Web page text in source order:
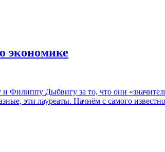
экономике
Филиппу Дыбвигу за то, что они
эти лауреаты. Начнём с самого